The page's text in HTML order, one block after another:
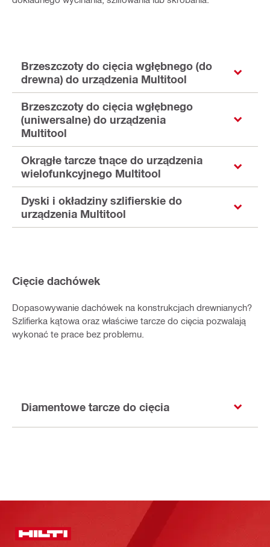
Brzeszczoty do cięcia wgłębnego (do
drewna) do urządzenia Multitool
Brzeszczoty do cięcia wgłębnego
(uniwersalne) do urządzenia
Multitool
Okrągłe tarcze tnące do urządzenia
wielofunkcyjnego Multitool
Dyski i okładziny szlifierskie do
urządzenia Multitool
Cięcie dachówek
Dopasowywanie dachówek na konstrukcjach drewnianych?
Szlifierka kątowa oraz właściwe tarcze do cięcia pozwalają
wykonać te prace bez problemu.
Diamentowe tarcze do cięcia